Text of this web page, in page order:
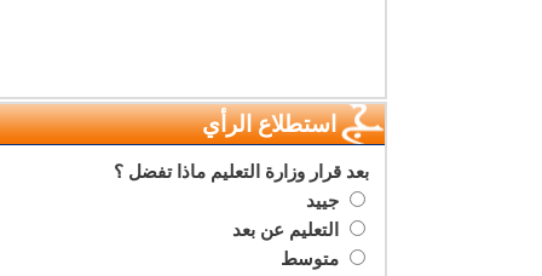
استطلاع الرأي
بعد قرار وزارة التعليم ماذا تفضل ؟
جييد
التعليم عن بعد
متوسط